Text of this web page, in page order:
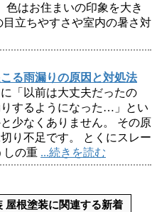
色はお住まいの印象を大き
立ちやすさや室内の暑さ対
る雨漏りの原因と対処法
「以前は大丈夫だったの
するようになった…」とい
少なくありません。 その原
り不足です。 とくにスレー
しの重 ...続きを読む
屋根塗装に関連する新着